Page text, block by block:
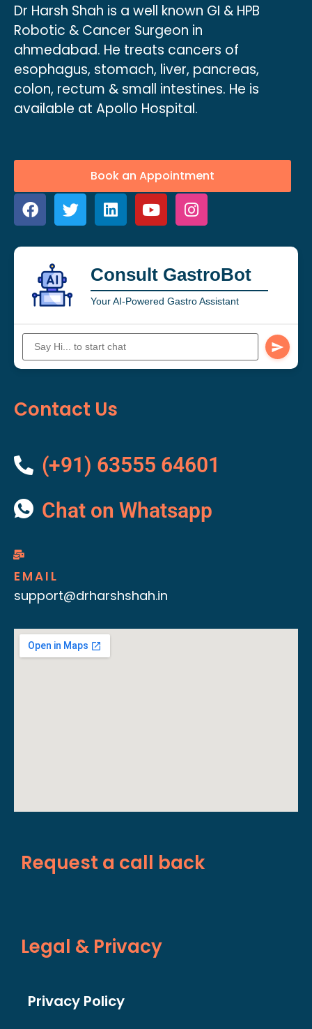
Dr Harsh Shah is a well known GI & HPB
Robotic & Cancer Surgeon in
ahmedabad. He treats cancers of
esophagus, stomach, liver, pancreas,
colon, rectum & small intestines. He is
available at Apollo Hospital.
Book an Appointment
Consult GastroBot
Your AI-Powered Gastro Assistant
Contact Us
(+91) 63555 64601
Chat on Whatsapp
EMAIL
support@drharshshah.in
Request a call back
Legal & Privacy
Privacy Policy